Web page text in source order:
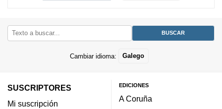
Cambiar idioma: Galego
SUSCRIPTORES
Mi suscripción
EDICIONES
A Coruña